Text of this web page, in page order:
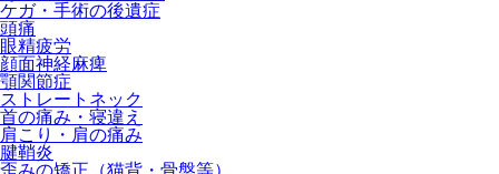
ケガ・手術の後遺症
頭痛
眼精疲労
顔面神経麻痺
顎関節症
ストレートネック
首の痛み・寝違え
肩こり・肩の痛み
腱鞘炎